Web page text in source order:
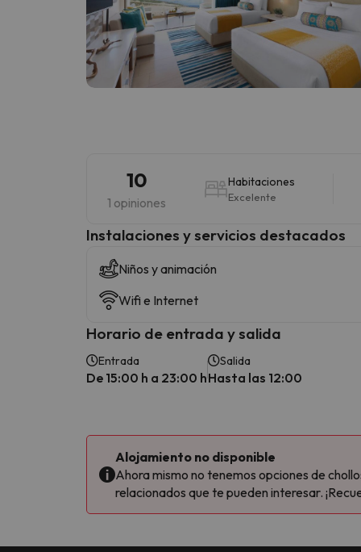
10
1 opiniones
Habitaciones
Excelente
Instalaciones y servicios destacados
Niños y animación
Wifi e Internet
Horario de entrada y salida
Entrada
De 15:00 h a 23:00 h
Salida
Hasta las 12:00
Alojamiento no disponible
Ahora mismo no tenemos opciones de
relacionados que te pueden interesar.